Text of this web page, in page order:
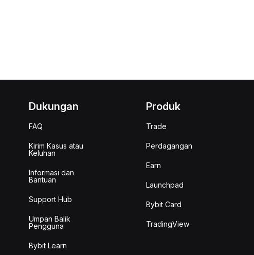
Dukungan
FAQ
Kirim Kasus atau
Keluhan
Informasi dan
Bantuan
Support Hub
Umpan Balik
Pengguna
Bybit Learn
Produk
Trade
Perdagangan
Earn
Launchpad
Bybit Card
TradingView